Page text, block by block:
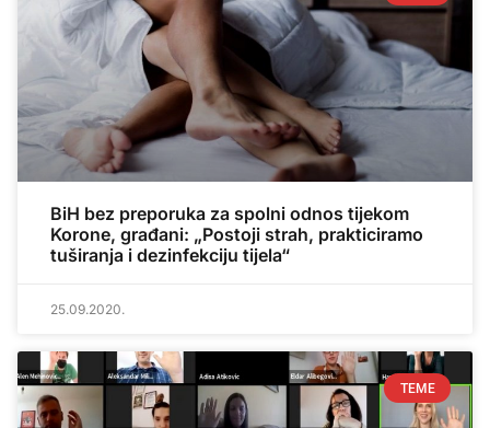
BiH bez preporuka za spolni odnos tijekom
Korone, građani: „Postoji strah, prakticiramo
tuširanja i dezinfekciju tijela“
25.09.2020.
TEME